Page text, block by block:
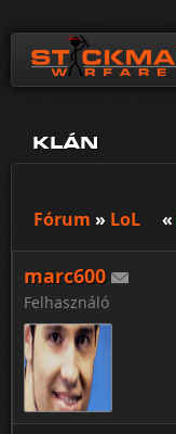
KLÁN
Fórum » LoL «
marc600
Felhasználó